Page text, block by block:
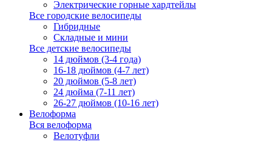
Электрические горные хардтейлы
Все городские велосипеды
Гибридные
Складные и мини
Все детские велосипеды
14 дюймов (3-4 года)
16-18 дюймов (4-7 лет)
20 дюймов (5-8 лет)
24 дюйма (7-11 лет)
26-27 дюймов (10-16 лет)
Велоформа
Вся велоформа
Велотуфли